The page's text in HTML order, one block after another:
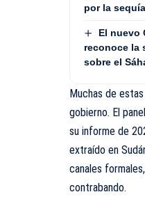
por la sequía
El nuevo
reconoce la
sobre el
Muchas de
gobierno. El
su informe de
extraído en
canales
contrabando.